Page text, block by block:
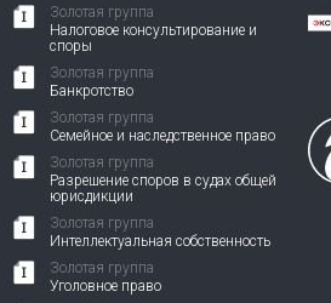
Золотая группа
Налоговое консультирование и
споры
Золотая группа
Банкротство
Золотая группа
Семейное и наследственное право
Золотая группа
Разрешение споров в судах общей
юрисдикции
Золотая группа
Интеллектуальная собственность
Золотая группа
Уголовное право